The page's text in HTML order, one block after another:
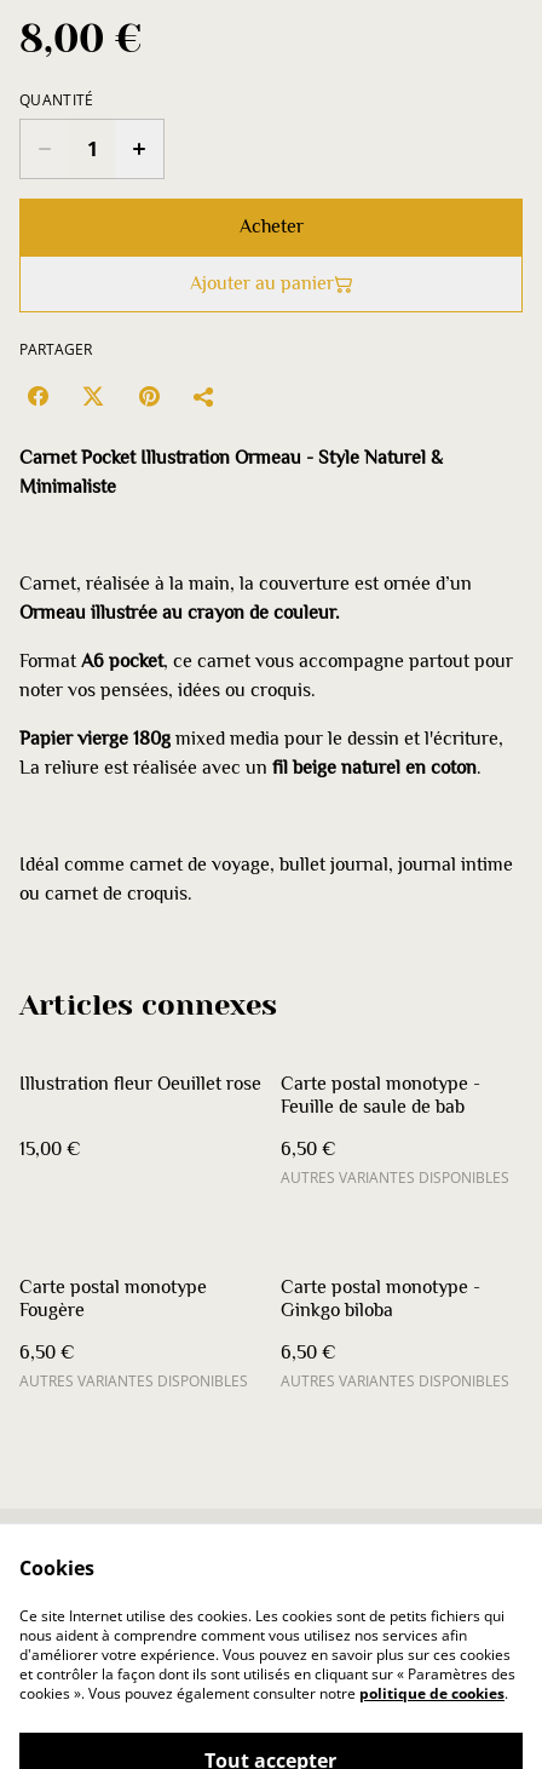
8,00 €
QUANTITÉ
Acheter
Ajouter au panier
PARTAGER
Carnet Pocket Illustration Ormeau - Style Naturel &
Minimaliste
Carnet, réalisée à la main, la couverture est ornée d’un
Ormeau illustrée au crayon de couleur.
FormatA6 pocket, ce carnet vous accompagne partout pour
noter vos pensées, idées ou croquis.
Papier vierge 180g mixed media pour le dessin et l'écriture,
La reliure est réalisée avec un fil beige naturel en coton.
Idéal comme carnet de voyage, bullet journal, journal intime
ou carnet de croquis.
Articles connexes
Illustration fleur Oeuillet rose
15,00 €
Carte postal monotype -
Feuille de saule de bab
6,50 €
AUTRES VARIANTES DISPONIBLES
Carte postal monotype
Fougère
6,50 €
AUTRES VARIANTES DISPONIBLES
Carte postal monotype -
Ginkgo biloba
6,50 €
AUTRES VARIANTES DISPONIBLES
confidentialité
Cookies
Ce site Internet utilise des cookies. Les cookies sont de petits fichiers qui
nous aident à comprendre comment vous utilisez nos services afin
d'améliorer votre expérience. Vous pouvez en savoir plus sur ces cookies
et contrôler la façon dont ils sont utilisés en cliquant sur « Paramètres des
cookies ». Vous pouvez également consulter notre politique de cookies.
Tout accepter